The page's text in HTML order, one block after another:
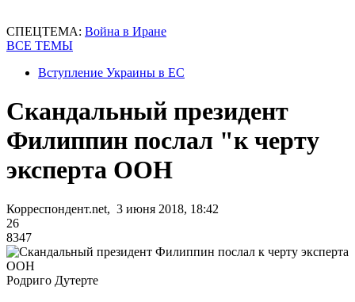
СПЕЦТЕМА: Война в Иране
ВСЕ ТЕМЫ
Вступление Украины в ЕС
Скандальный президент
Филиппин послал "к черту
эксперта ООН
Корреспондент.net, 3 июня 2018, 18:42
26
8347
Родриго Дутерте